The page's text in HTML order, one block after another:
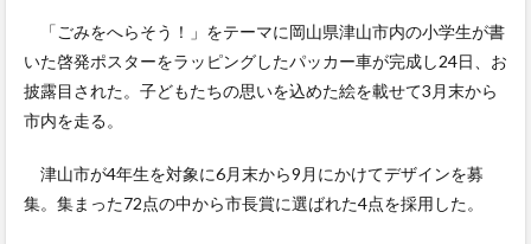
「ごみをへらそう！」をテーマに岡山県津山市内の小学生が書
いた啓発ポスターをラッピングしたパッカー車が完成し24日、お
披露目された。子どもたちの思いを込めた絵を載せて3月末から
市内を走る。
津山市が4年生を対象に6月末から9月にかけてデザインを募
集。集まった72点の中から市長賞に選ばれた4点を採用した。